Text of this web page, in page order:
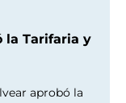
la Tarifaria y
aprobó la